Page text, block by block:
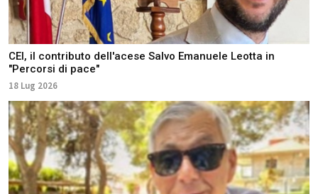
CEI, il contributo dell'acese Salvo Emanuele Leotta in
"Percorsi di pace"
18 Lug 2026